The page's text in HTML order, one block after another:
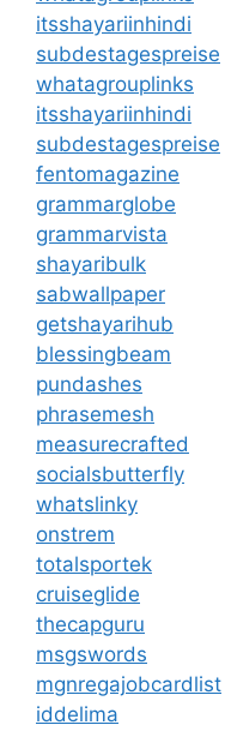
itsshayariinhindi
subdestagespreise
whatagrouplinks
itsshayariinhindi
subdestagespreise
fentomagazine
grammarglobe
grammarvista
shayaribulk
sabwallpaper
getshayarihub
blessingbeam
pundashes
phrasemesh
measurecrafted
socialsbutterfly
whatslinky
onstrem
totalsportek
cruiseglide
thecapguru
msgswords
mgnregajobcardlist
iddelima